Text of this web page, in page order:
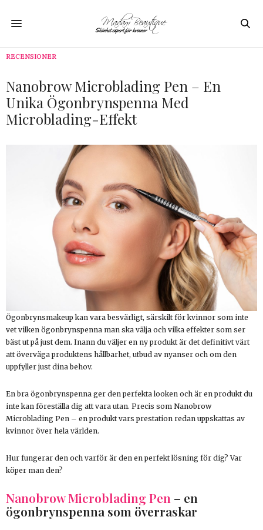
RECENSIONER
Nanobrow Microblading Pen – En
Unika Ögonbrynspenna Med
Microblading-Effekt
Ögonbrynsmakeup kan vara besvärligt, särskilt för kvinnor som inte
vet vilken ögonbrynspenna man ska välja och vilka effekter som ser
bäst ut på just dem. Inann du väljer en ny produkt är det definitivt värt
att överväga produktens hållbarhet, utbud av nyanser och om den
uppfyller just dina behov.
En bra ögonbrynspenna ger den perfekta looken och är en produkt du
inte kan föreställa dig att vara utan. Precis som Nanobrow
Microblading Pen – en produkt vars prestation redan uppskattas av
kvinnor över hela världen.
Hur fungerar den och varför är den en perfekt lösning för dig? Var
köper man den?
Nanobrow Microblading Pen – en
ögonbrynspenna som överraskar